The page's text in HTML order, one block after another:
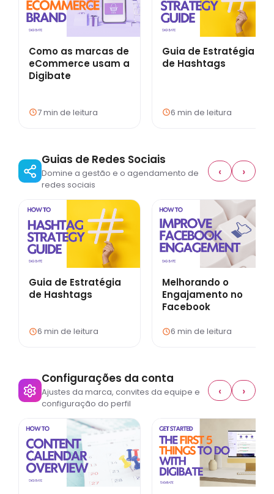
Como as marcas de
eCommerce usam a
Digibate
7 min de leitura
Guia de Estratégia
de Hashtags
6 min de leitura
Guias de Redes Sociais
Domine a gestão e o agendamento de
redes sociais
‹ ›
Guia de Estratégia
de Hashtags
6 min de leitura
Melhorando o
Engajamento no
Facebook
6 min de leitura
Configurações da conta
Ajustes da marca, convites da equipe e
configuração do perfil
‹ ›